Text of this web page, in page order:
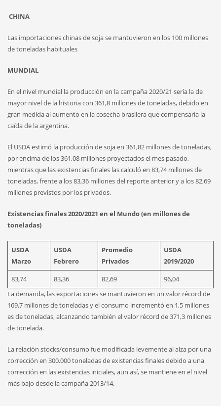
CHINA
Las importaciones chinas de soja se mantuvieron en los 100 millones
de toneladas habituales
MUNDIAL
En el nivel mundial la producción en la campaña 2020/21 sería la de
mayor nivel de la historia con 361,8 millones de toneladas, debido en
gran medida al aumento en la cosecha brasilera que compensaría la
caída de la argentina.
El USDA estimó la producción de soja en 361,82 millones de toneladas,
por encima de los 361,08 millones proyectados el mes pasado,
mientras que las existencias finales las calculó en 83,74 millones de
toneladas, frente a los 83,36 millones del reporte anterior y a los 82,69
millones previstos por los privados.
Existencias finales 2020/2021 en el Mundo (en millones de
toneladas)
USDA
Marzo
USDA
Febrero
Promedio
Privados
USDA
2019/2020
83,74
83,36 82,69
96,04
La demanda, las exportaciones se mantuvieron en un valor récord de
169,7 millones de toneladas y el consumo incrementó en 1,5 millones
es de toneladas, alcanzando también el valor récord de 371,3 millones
de tonelada.
La relación stocks/consumo fue modificada levemente al alza por una
corrección en 300.000 toneladas de existencias finales debido a una
corrección en las existencias iniciales, aun así, se mantiene en el nivel
más bajo desde la campaña 2013/14.